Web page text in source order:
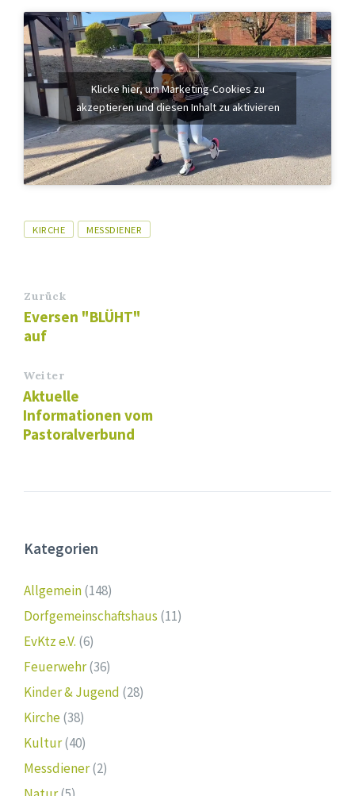
Klicke hier, um Marketing-Cookies zu
akzeptieren und diesen Inhalt zu aktivieren
Tags
KIRCHE MESSDIENER
Zurück
Eversen "BLÜHT"
auf
Weiter
Aktuelle
Informationen vom
Pastoralverbund
Kategorien
Allgemein(148)
Dorfgemeinschaftshaus (11)
EvKtz e.V. (6)
Feuerwehr(36)
Kinder & Jugend (28)
Kirche(38)
Kultur(40)
Messdiener(2)